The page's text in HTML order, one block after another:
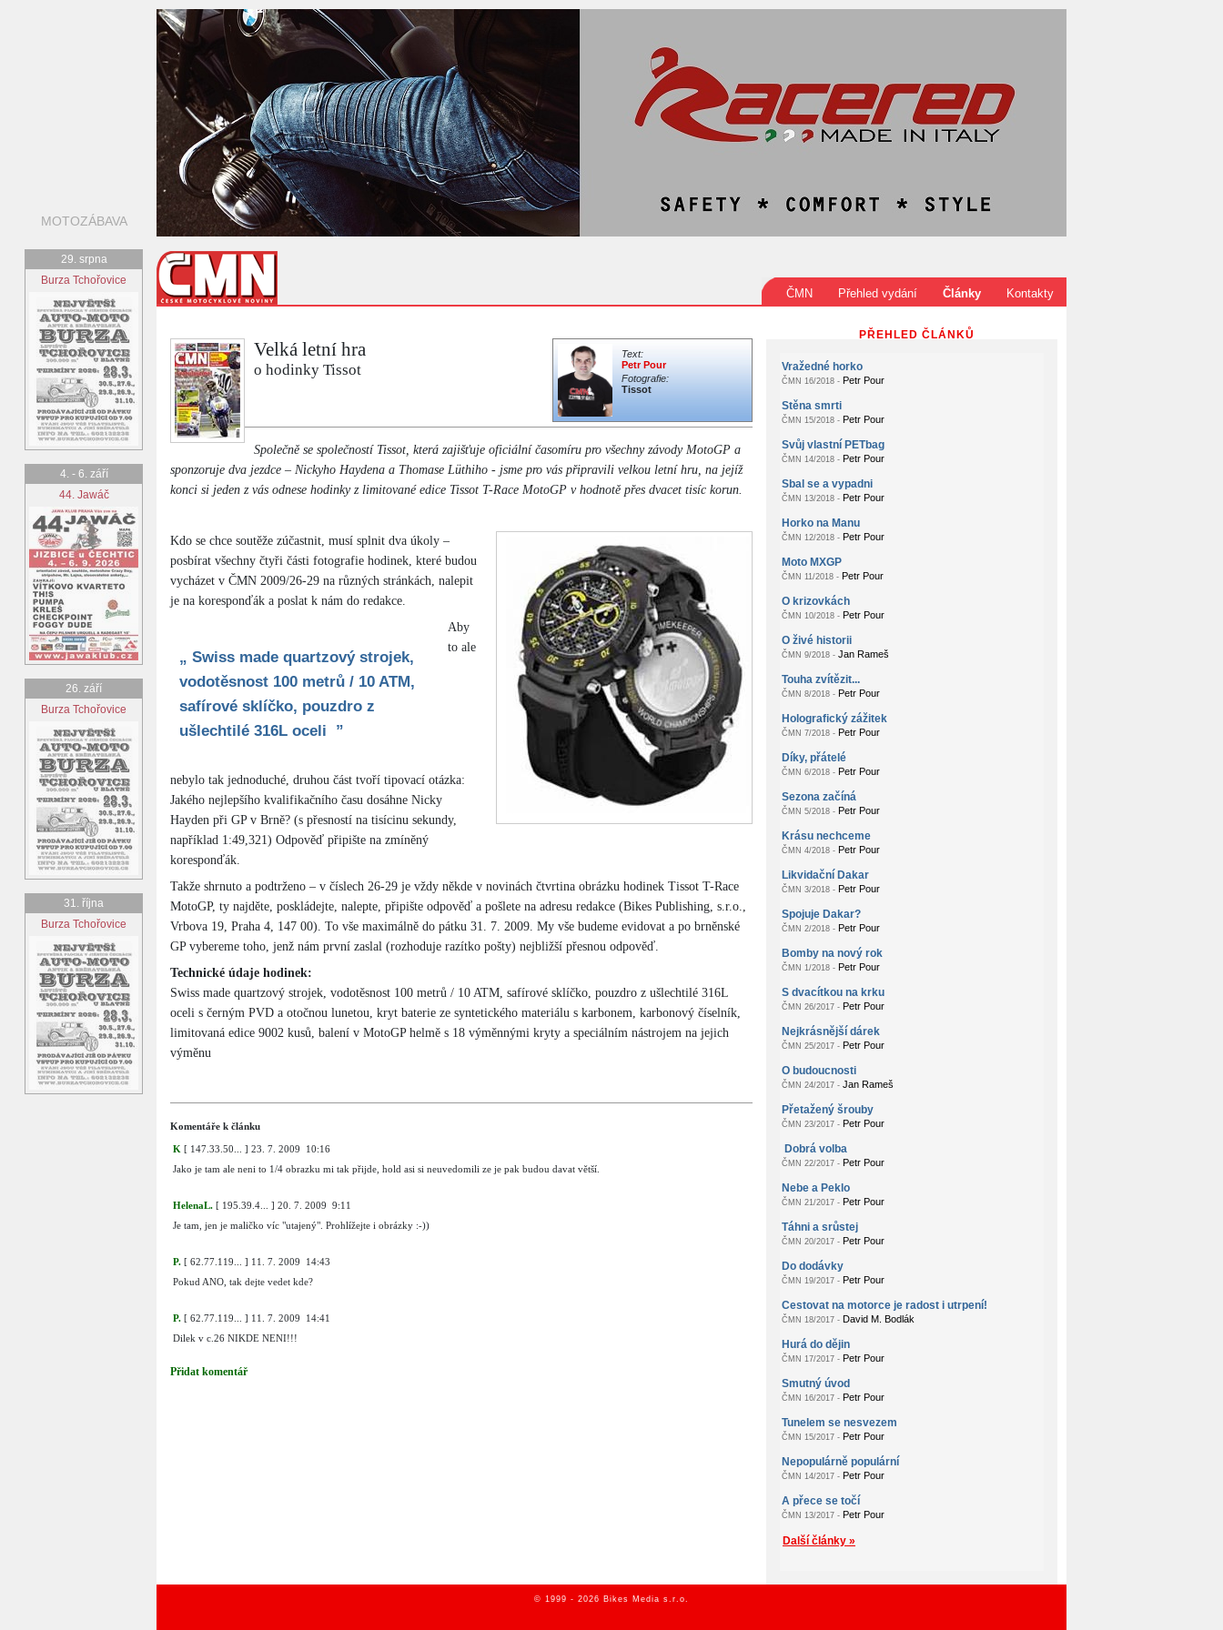
ČMN Přehled vydání Články Kontakty
Text:
Petr Pour
Fotografie:
Tissot
Velká letní hra
o hodinky Tissot
Společně se společností Tissot, která zajišťuje oficiální časomíru pro všechny závody MotoGP a
sponzoruje dva jezdce – Nickyho Haydena a Thomase Lüthiho - jsme pro vás připravili velkou letní hru, na jejíž
konci si jeden z vás odnese hodinky z limitované edice Tissot T-Race MotoGP v hodnotě přes dvacet tisíc korun.
Kdo se chce soutěže zúčastnit, musí splnit dva úkoly –
posbírat všechny čtyři části fotografie hodinek, které budou
vycházet v ČMN 2009/26-29 na různých stránkách, nalepit
je na koresponďák a poslat k nám do redakce.
„ Swiss made quartzový strojek,
vodotěsnost 100 metrů / 10 ATM,
safírové sklíčko, pouzdro z
ušlechtilé 316L oceli ”
Aby
to ale
nebylo tak jednoduché, druhou část tvoří tipovací otázka:
Jakého nejlepšího kvalifikačního času dosáhne Nicky
Hayden při GP v Brně? (s přesností na tisícinu sekundy,
například 1:49,321) Odpověď připište na zmíněný
koresponďák.
Takže shrnuto a podtrženo – v číslech 26-29 je vždy někde v novinách čtvrtina obrázku hodinek Tissot T-Race
MotoGP, ty najděte, poskládejte, nalepte, připište odpověď a pošlete na adresu redakce (Bikes Publishing, s.r.o.,
Vrbova 19, Praha 4, 147 00). To vše maximálně do pátku 31. 7. 2009. My vše budeme evidovat a po brněnské
GP vybereme toho, jenž nám první zaslal (rozhoduje razítko pošty) nejbližší přesnou odpověď.
Technické údaje hodinek:
Swiss made quartzový strojek, vodotěsnost 100 metrů / 10 ATM, safírové sklíčko, pouzdro z ušlechtilé 316L
oceli s černým PVD a otočnou lunetou, kryt baterie ze syntetického materiálu s karbonem, karbonový číselník,
limitovaná edice 9002 kusů, balení v MotoGP helmě s 18 výměnnými kryty a speciálním nástrojem na jejich
výměnu
Komentáře k článku
K [ 147.33.50... ] 23. 7. 2009 10:16
Jako je tam ale neni to 1/4 obrazku mi tak přijde, hold asi si neuvedomili ze je pak budou davat větší.
HelenaL. [ 195.39.4... ] 20. 7. 2009 9:11
Je tam, jen je maličko víc "utajený". Prohlížejte i obrázky :-))
P. [ 62.77.119... ] 11. 7. 2009 14:43
Pokud ANO, tak dejte vedet kde?
P. [ 62.77.119... ] 11. 7. 2009 14:41
Dilek v c.26 NIKDE NENI!!!
Přidat komentář
PŘEHLED ČLÁNKŮ
Vražedné horko
ČMN 16/2018 - Petr Pour
Stěna smrti
ČMN 15/2018 - Petr Pour
Svůj vlastní PETbag
ČMN 14/2018 - Petr Pour
Sbal se a vypadni
ČMN 13/2018 - Petr Pour
Horko na Manu
ČMN 12/2018 - Petr Pour
Moto MXGP
ČMN 11/2018 - Petr Pour
O krizovkách
ČMN 10/2018 - Petr Pour
O živé historii
ČMN 9/2018 - Jan Rameš
Touha zvítězit...
ČMN 8/2018 - Petr Pour
Holografický zážitek
ČMN 7/2018 - Petr Pour
Díky, přátelé
ČMN 6/2018 - Petr Pour
Sezona začíná
ČMN 5/2018 - Petr Pour
Krásu nechceme
ČMN 4/2018 - Petr Pour
Likvidační Dakar
ČMN 3/2018 - Petr Pour
Spojuje Dakar?
ČMN 2/2018 - Petr Pour
Bomby na nový rok
ČMN 1/2018 - Petr Pour
S dvacítkou na krku
ČMN 26/2017 - Petr Pour
Nejkrásnější dárek
ČMN 25/2017 - Petr Pour
O budoucnosti
ČMN 24/2017 - Jan Rameš
Přetažený šrouby
ČMN 23/2017 - Petr Pour
Dobrá volba
ČMN 22/2017 - Petr Pour
Nebe a Peklo
ČMN 21/2017 - Petr Pour
Táhni a srůstej
ČMN 20/2017 - Petr Pour
Do dodávky
ČMN 19/2017 - Petr Pour
Cestovat na motorce je radost i utrpení!
ČMN 18/2017 - David M. Bodlák
Hurá do dějin
ČMN 17/2017 - Petr Pour
Smutný úvod
ČMN 16/2017 - Petr Pour
Tunelem se nesvezem
ČMN 15/2017 - Petr Pour
Nepopulárně populární
ČMN 14/2017 - Petr Pour
A přece se točí
ČMN 13/2017 - Petr Pour
Další články »
© 1999 - 2026 Bikes Media s.r.o.
MOTOZÁBAVA
29. srpna
Burza Tchořovice
4. - 6. září
44. Jawáč
26. září
Burza Tchořovice
31. října
Burza Tchořovice